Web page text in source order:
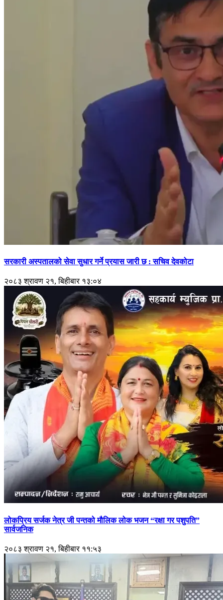
सरकारी अस्पतालको सेवा सुधार गर्ने प्रयास जारी छ : सचिव देवकोटा
२०८३ श्रावण २१, बिहीबार १३:०४
लोकप्रिय सर्जक नेत्र जी पन्तको मौलिक लोक भजन “रक्षा गर पशुपति”
सार्वजनिक
२०८३ श्रावण २१, बिहीबार ११:५३